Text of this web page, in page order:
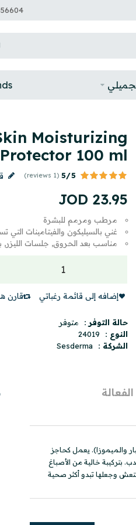
Moisturizing
Protector 100 ml مرهم مرمم
5/5
(1 reviews)
JOD 23.95
مرطب ومرمم للبشرة
غني بالسيليكون والفيتامينات
مناسب بعد الحروق, جلسات
إضافه إلى قائمة رغباتي قارن
حالة التوفر :
متوفر
النوع :
24019
الشركة :
Sesderma
والميموزا). يعمل كحاجز
بتركيبة خالية من الأصباغ
وجعلها تبدو أكثر صحية